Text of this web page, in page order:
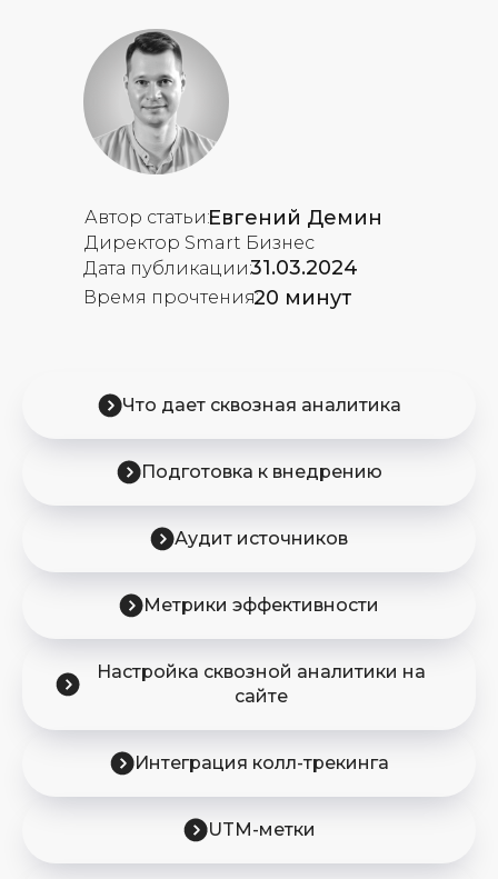
Автор статьи:
Директор Smart Бизнес
Дата публикации:
Время прочтения:
Евгений Демин
31.03.2024
20 минут
Что дает сквозная аналитика
Подготовка к внедрению
Аудит источников
Метрики эффективности
Настройка сквозной аналитики на
сайте
Интеграция колл-трекинга
UTM-метки